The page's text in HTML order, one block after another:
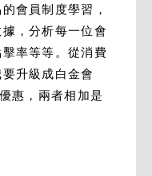
會員制度學習，
，分析每一位會
率等等。從消費
升級成白金會
惠，兩者相加是